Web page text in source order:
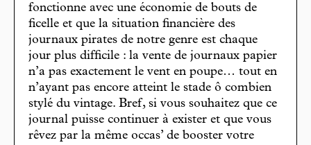
fonctionne avec une économie de bouts de
ficelle et que la situation financière des
journaux pirates de notre genre est chaque
jour plus difficile : la vente de journaux papier
n’a pas exactement le vent en poupe… tout en
n’ayant pas encore atteint le stade ô combien
stylé du vintage. Bref, si vous souhaitez que ce
journal puisse continuer à exister et que vous
rêvez par la même occas’ de booster votre